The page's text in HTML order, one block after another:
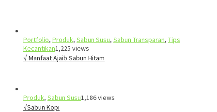
Portfolio, Produk, Sabun Susu, Sabun Transparan, Tips
Kecantikan1,225 views
√ Manfaat Ajaib Sabun Hitam
Produk, Sabun Susu1,186 views
√Sabun Kopi